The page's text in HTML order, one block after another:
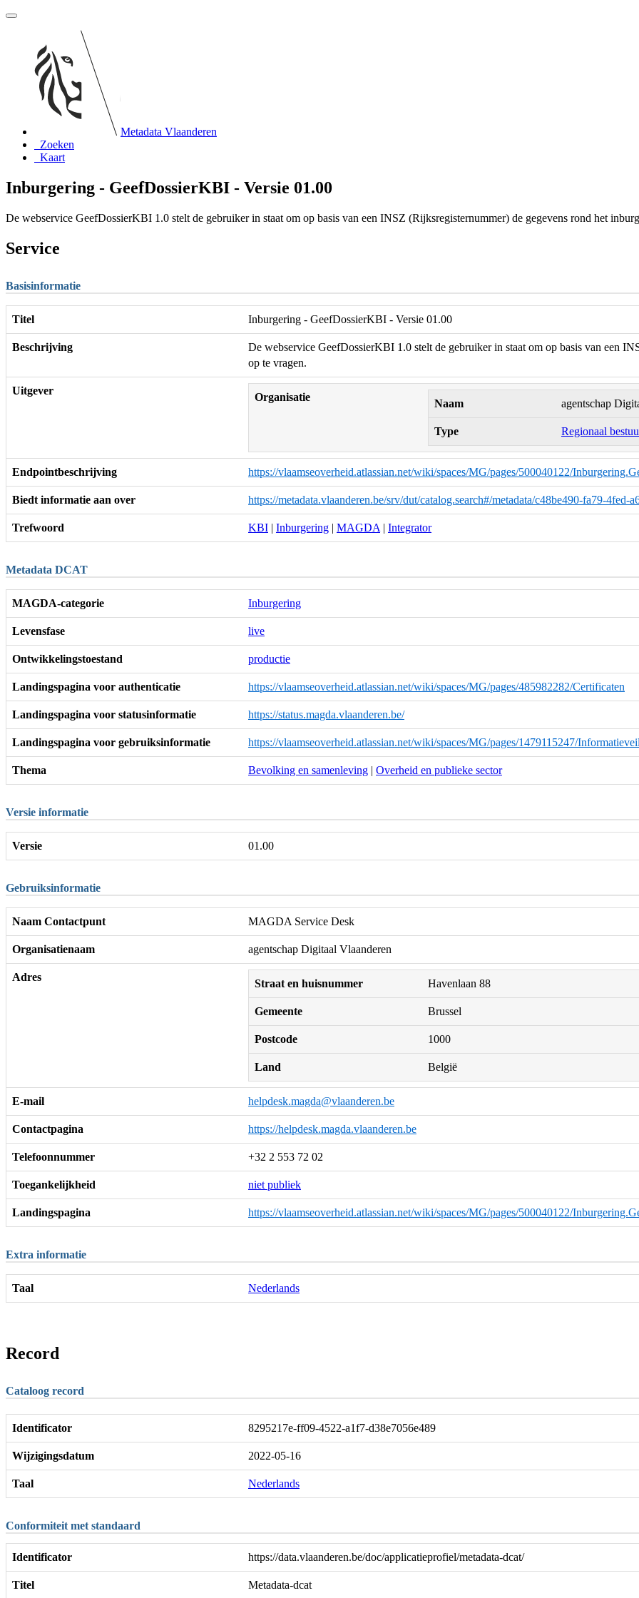
Metadata Vlaanderen
Zoeken
Kaart
Inburgering - GeefDossierKBI - Versie 01.00
De webservice GeefDossierKBI 1.0 stelt de gebruiker in staat om op basis van een INSZ (Rijksregisternummer) de gegevens rond het
Service
Basisinformatie
Titel Inburgering - GeefDossierKBI - Versie 01.00
Beschrijving
De webservice GeefDossierKBI 1.0 stelt de gebruiker in staat om op basis van een
op te vragen.
Uitgever
Organisatie
Naam agentschap
Type Regionaal
Endpointbeschrijving https://vlaamseoverheid.atlassian.net/wiki/spaces/MG/pages/500040122/
Biedt informatie aan over https://metadata.vlaanderen.be/srv/dut/catalog.search#/metadata/c48be490-fa79-4fed-
Trefwoord KBI | Inburgering | MAGDA | Integrator
Metadata DCAT
MAGDA-categorie Inburgering
Levensfase live
Ontwikkelingstoestand productie
Landingspagina voor authenticatie https://vlaamseoverheid.atlassian.net/wiki/spaces/MG/pages/485982282/Certificaten
Landingspagina voor statusinformatie https://status.magda.vlaanderen.be/
Landingspagina voor gebruiksinformatie https://vlaamseoverheid.atlassian.net/wiki/spaces/MG/pages/1479115247/
Thema Bevolking en samenleving | Overheid en publieke sector
Versie informatie
Versie 01.00
Gebruiksinformatie
Naam Contactpunt MAGDA Service Desk
Organisatienaam agentschap Digitaal Vlaanderen
Adres
Straat en huisnummer Havenlaan 88
Gemeente Brussel
Postcode 1000
Land België
E-mail helpdesk.magda@vlaanderen.be
Contactpagina https://helpdesk.magda.vlaanderen.be
Telefoonnummer +32 2 553 72 02
Toegankelijkheid niet publiek
Landingspagina https://vlaamseoverheid.atlassian.net/wiki/spaces/MG/pages/500040122/
Extra informatie
Taal Nederlands
Record
Cataloog record
Identificator 8295217e-ff09-4522-a1f7-d38e7056e489
Wijzigingsdatum 2022-05-16
Taal Nederlands
Conformiteit met standaard
Identificator https://data.vlaanderen.be/doc/applicatieprofiel/metadata-dcat/
Titel Metadata-dcat